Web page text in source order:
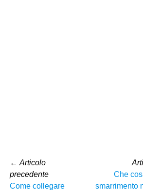
← Articolo
precedente
Come collegare
Che
smarrimento